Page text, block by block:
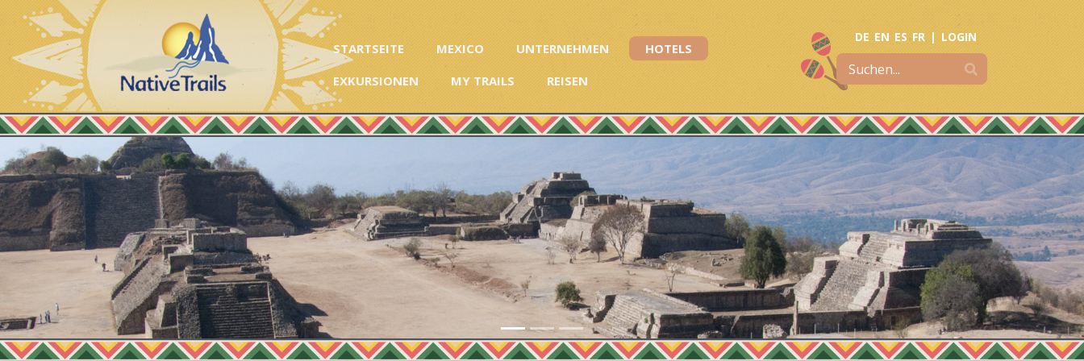
STARTSEITE MEXICO UNTERNEHMEN
HOTELS
EXKURSIONEN
MY TRAILS REISEN
DE EN ES FR | LOGIN